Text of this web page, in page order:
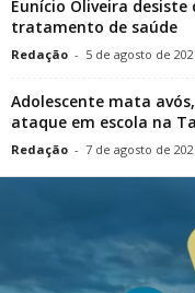
Eunício Oliveira
tratamento de saúde
Redação - 5 de agosto de
Adolescente mata
ataque em escola na
Redação - 7 de agosto de